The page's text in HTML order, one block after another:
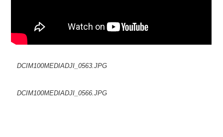
DCIM100MEDIADJI_0563.JPG
DCIM100MEDIADJI_0566.JPG